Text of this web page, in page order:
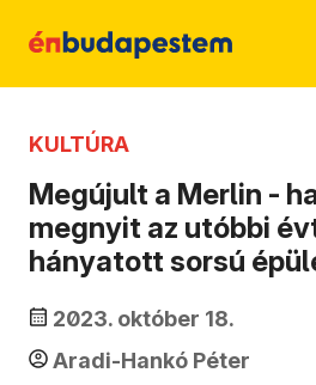
KULTÚRA
Megújult a Merlin -
megnyit az utóbbi
hányatott sorsú
2023. október 18.
Aradi-Hankó Péter